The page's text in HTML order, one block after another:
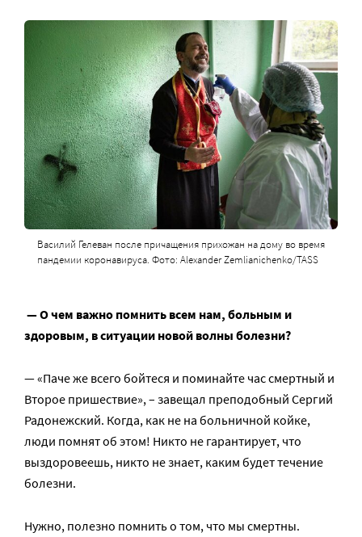
Василий Гелеван после причащения прихожан на дому во время
пандемии коронавируса. Фото: Alexander Zemlianichenko/TASS
— О чем важно помнить всем нам, больным и
здоровым, в ситуации новой волны болезни?
— «Паче же всего бойтеся и поминайте час смертный и
Второе пришествие», – завещал преподобный Сергий
Радонежский. Когда, как не на больничной койке,
люди помнят об этом! Никто не гарантирует, что
выздоровеешь, никто не знает, каким будет течение
болезни.
Нужно, полезно помнить о том, что мы смертны.